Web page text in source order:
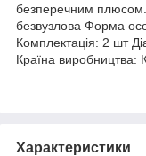
безперечним плюсом.
безвузлова Форма
Комплектація: 2 шт
Країна виробництва:
Характеристики